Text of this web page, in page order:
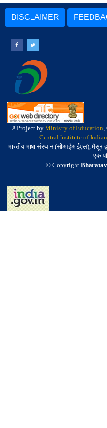
DISCLAIMER
A Project by Ministry of Education,
Central Institute of
भारतीय भाषा संस्थान (सीआईआईएल), मैसूर
एक
© Copyright